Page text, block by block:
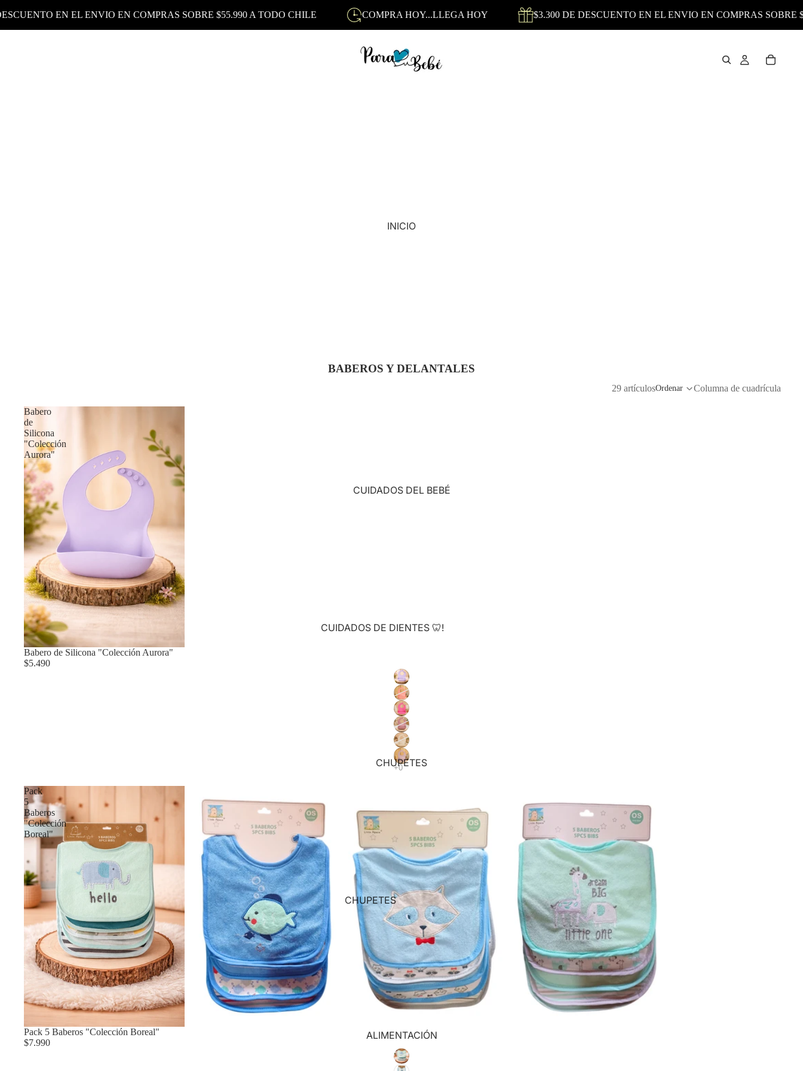
EN EL ENVIO EN COMPRAS SOBRE $55.990 A TODO CHILE COMPRA HOY...LLEGA HOY $3.300 DE DESCUENTO EN EL ENVIO EN COMPRAS SOBRE
INICIO
CUIDADOS DEL BEBÉ
CUIDADOS DE DIENTES 🦷!
HORA DEL BAÑO 🛁!
HIGIENE Y CUIDADOS DEL BEBÉ
BAÑERAS Y ACCESORIOS
ENTRETENCIÓN EN EL AGUA
Ver Todo!
HORA DE MUDAR🚼!
PAÑALES Y CREMAS
TOALLAS HUMEDAS Y ACCESORIOS
MUDADORES
PELELAS Y ADAPTADORES
Ver Todo!
HORA DE DORMIR 💤!
FIGURAS DE APEGO
MANTAS Y COJINES
CHUPETES
CHUPETES
DR. MARINOV
TWISTSHAKE
MININOR
Ver Todo!
PORTA CHUPETES
PERSONALIZADOS
ALIMENTACIÓN
BABEROS Y DELANTALES
29 artículosOrdenar Columna de cuadrícula
Babero
de
Silicona
"Colección
Aurora"
Babero de Silicona "Colección Aurora"
$5.490
Pack
5
Baberos
"Colección
Boreal"
Pack 5 Baberos "Colección Boreal"
$7.990